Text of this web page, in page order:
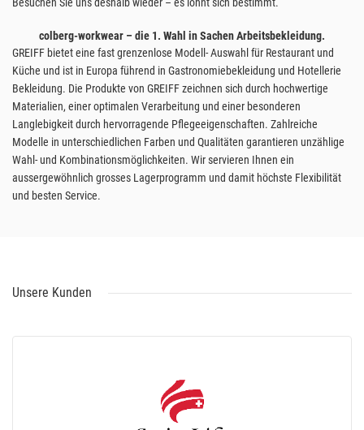
colberg-workwear – die 1. Wahl in Sachen Arbeitsbekleidung.
GREIFF bietet eine fast grenzenlose Modell- Auswahl für Restaurant und
Küche und ist in Europa führend in Gastronomiebekleidung und Hotellerie
Bekleidung. Die Produkte von GREIFF zeichnen sich durch hochwertige
Materialien, einer optimalen Verarbeitung und einer besonderen
Langlebigkeit durch hervorragende Pflegeeigenschaften. Zahlreiche
Modelle in unterschiedlichen Farben und Qualitäten garantieren unzählige
Wahl- und Kombinationsmöglichkeiten. Wir servieren Ihnen ein
aussergewöhnlich grosses Lagerprogramm und damit höchste Flexibilität
und besten Service.
Unsere Kunden